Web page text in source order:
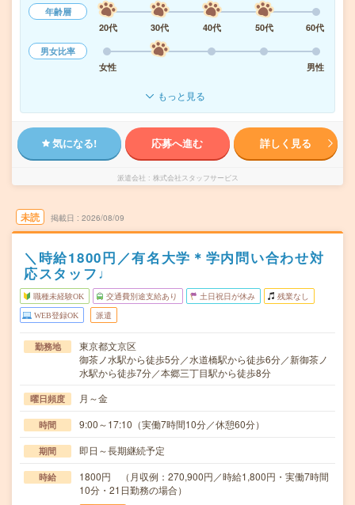
年齢層
20代
30代 40代 50代
60代
男女比率
女性
男性
もっと見る
気になる! 応募へ進む 詳しく見る
派遣会社 株式会社スタッフサービス
未読 掲載日 2026/08/09
＼時給1800円／有名大学＊学内問い合わせ対
応スタッフ♩
職種未経験OK 交通費別途支給あり 土日祝日が休み 残業なし
WEB登録OK 派遣
勤務地
東京都文京区
御茶ノ水駅から徒歩5分／水道橋駅から徒歩6分／新御茶ノ
水駅から徒歩7分／本郷三丁目駅から徒歩8分
曜日頻度 月～金
時間 9:00～17:10（実働7時間10分／休憩60分）
期間 即日～長期継続予定
時給
1800円 （月収例：270,900円／時給1,800円・実働7時間
10分・21日勤務の場合）